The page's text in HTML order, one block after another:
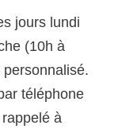
jours lundi
(10h à
téléphone
à